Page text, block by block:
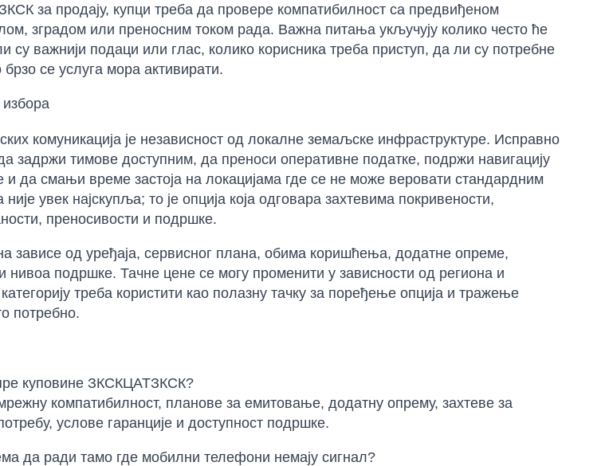
за продају, купци треба да провере компатибилност са предвиђеном
зградом или преносним током рада. Важна питања укључују колико често ће
су важнији подаци или глас, колико корисника треба приступ, да ли су потребне
се услуга мора активирати.
комуникација је независност од локалне земаљске инфраструктуре. Исправно
тимове доступним, да преноси оперативне податке, подржи навигацију
и да смањи време застоја на локацијама где се не може веровати стандардним
увек најскупља; то је опција која одговара захтевима покривености,
преносивости и подршке.
зависе од уређаја, сервисног плана, обима коришћења, додатне опреме,
нивоа подршке. Тачне цене се могу променити у зависности од региона и
треба користити као полазну тачку за поређење опција и тражење
потребно.
куповине ЗКСКЦАТЗКСК?
компатибилност, планове за емитовање, додатну опрему, захтеве за
услове гаранције и доступност подршке.
да ради тамо где мобилни телефони немају сигнал?